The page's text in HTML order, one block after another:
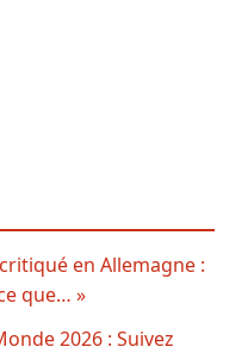
en Allemagne :
que… »
2026 : Suivez